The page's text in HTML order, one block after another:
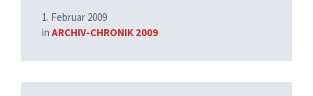
1. Februar 2009
in ARCHIV-CHRONIK 2009
Read